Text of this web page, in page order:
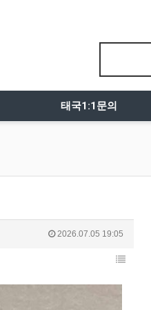
태국1:1문의
2026.07.05 19:05